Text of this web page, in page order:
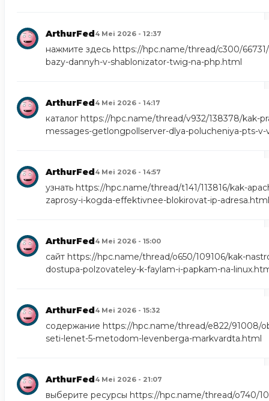
ArthurFed4 Mei 2026 - 12:37
нажмите здесь https://hpc.name/thread/c300/
bazy-dannyh-v-shablonizator-twig-na-php.html
ArthurFed4 Mei 2026 - 14:17
каталог https://hpc.name/thread/v932/138378/kak-
messages-getlongpollserver-dlya-polucheniya-pts-
ArthurFed4 Mei 2026 - 14:57
узнать https://hpc.name/thread/t141/113816/kak-
zaprosy-i-kogda-effektivnee-blokirovat-ip-adresa.html
ArthurFed4 Mei 2026 - 15:00
сайт https://hpc.name/thread/o650/109106/kak-
dostupa-polzovateley-k-faylam-i-papkam-na-
ArthurFed4 Mei 2026 - 15:32
содержание https://hpc.name/thread/e822/91008/
seti-lenet-5-metodom-levenberga-markvardta.html
ArthurFed4 Mei 2026 - 21:07
выберите ресурсы https://hpc.name/thread/o740/